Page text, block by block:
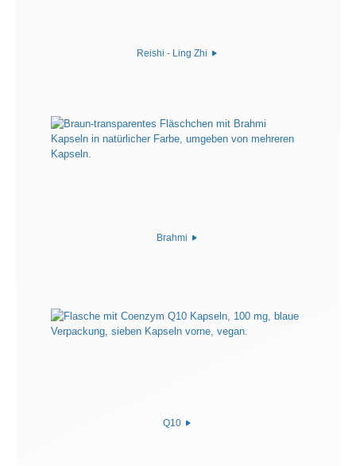
Reishi - Ling Zhi
Brahmi
Q10